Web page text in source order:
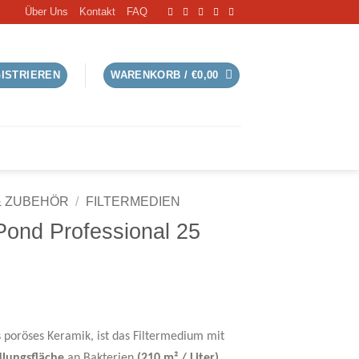
Über Uns Kontakt FAQ
WARENKORB / €0,00
ZUBEHÖR / FILTERMEDIEN
Professional 25
poröses Keramik, ist das Filtermedium mit